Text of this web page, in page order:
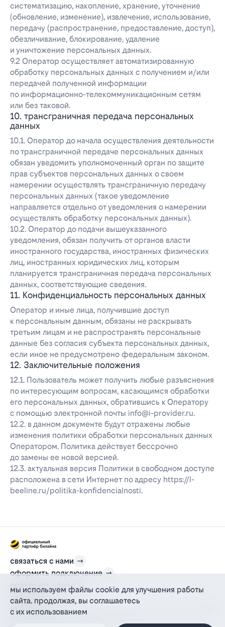
систематизацию, накопление, хранение, уточнение
(обновление, изменение), извлечение, использование,
передачу (распространение, предоставление, доступ),
обезличивание, блокирование, удаление
и уничтожение персональных данных.
9.2 Оператор осуществляет автоматизированную
обработку персональных данных с получением и/или
передачей полученной информации
по информационно-телекоммуникационным сетям
или без таковой.
10. трансграничная передача персональных
данных
10.1. Оператор до начала осуществления деятельности
по трансграничной передаче персональных данных
обязан уведомить уполномоченный орган по защите
прав субъектов персональных данных о своем
намерении осуществлять трансграничную передачу
персональных данных (такое уведомление
направляется отдельно от уведомления о намерении
осуществлять обработку персональных данных).
10.2. Оператор до подачи вышеуказанного
уведомления, обязан получить от органов власти
иностранного государства, иностранных физических
лиц, иностранных юридических лиц, которым
планируется трансграничная передача персональных
данных, соответствующие сведения.
11. Конфиденциальность персональных данных
Оператор и иные лица, получившие доступ
к персональным данным, обязаны не раскрывать
третьим лицам и не распространять персональные
данные без согласия субъекта персональных данных,
если иное не предусмотрено федеральным законом.
12. Заключительные положения
12.1. Пользователь может получить любые разъяснения
по интересующим вопросам, касающимся обработки
его персональных данных, обратившись к Оператору
с помощью электронной почты info@i-provider.ru.
12.2. в данном документе будут отражены любые
изменения политики обработки персональных данных
Оператором. Политика действует бессрочно
до замены ее новой версией.
12.3. актуальная версия Политики в свободном доступе
расположена в сети Интернет по адресу https://l-
beeline.ru/politika-konfidencialnosti.
связаться с нами
оформить подключение
проверить адрес
для дома
информация
действующий на основании агентского договора
мы используем файлы cookie для улучшения работы
сайта. продолжая, вы соглашаетесь
с их использованием